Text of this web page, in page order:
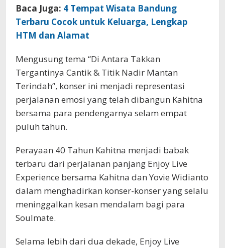
Baca Juga: 4 Tempat Wisata Bandung
Terbaru Cocok untuk Keluarga, Lengkap
HTM dan Alamat
Mengusung tema “Di Antara Takkan
Tergantinya Cantik & Titik Nadir Mantan
Terindah”, konser ini menjadi representasi
perjalanan emosi yang telah dibangun Kahitna
bersama para pendengarnya selam empat
puluh tahun.
Perayaan 40 Tahun Kahitna menjadi babak
terbaru dari perjalanan panjang Enjoy Live
Experience bersama Kahitna dan Yovie Widianto
dalam menghadirkan konser-konser yang selalu
meninggalkan kesan mendalam bagi para
Soulmate.
Selama lebih dari dua dekade, Enjoy Live